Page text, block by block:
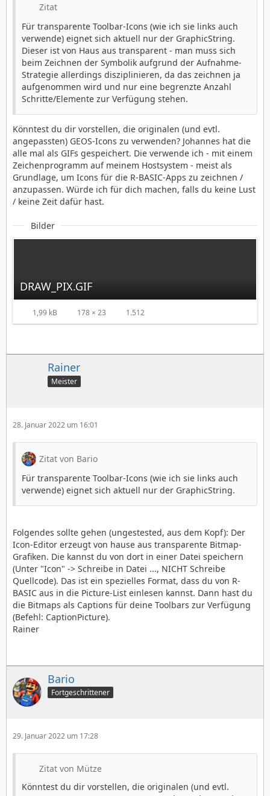
Zitat
Für transparente Toolbar-Icons (wie ich sie links auch
verwende) eignet sich aktuell nur der GraphicString.
Dieser ist von Haus aus transparent - man muss sich
beim Zeichnen der Symbolik aufgrund der Aufnahme-
Strategie allerdings disziplinieren, da das zeichnen ja
aufgenommen wird und nur eine begrenzte Anzahl
Schritte/Elemente zur Verfügung stehen.
Könntest du dir vorstellen, die originalen (und evtl.
angepassten) GEOS-Icons zu verwenden? Johannes hat die
alle mal als GIFs gespeichert. Die verwende ich - mit einem
Zeichenprogramm auf meinem Hostsystem - meist als
Grundlage, um Icons für die R-BASIC-Apps zu zeichnen /
anzupassen. Würde ich für dich machen, falls du keine Lust
/ keine Zeit dafür hast.
Bilder
DRAW_PIX.GIF
1,99 kB 178 × 23 1.512
Rainer
Meister
28. Januar 2022 um 16:01
Zitat von Bario
Für transparente Toolbar-Icons (wie ich sie links auch
verwende) eignet sich aktuell nur der GraphicString.
Folgendes sollte gehen (ungestested, aus dem Kopf): Der
Icon-Editor erzeugt von hause aus transparente Bitmap-
Grafiken. Die kannst du von dort in einer Datei speichern
(Unter "Icon" -> Schreibe in Datei ..., NICHT Schreibe
Quellcode). Das ist ein spezielles Format, dass du von R-
BASIC aus in die Picture-List einlesen kannst. Dann hast du
die Bitmaps als Captions für deine Toolbars zur Verfügung
(Befehl: CaptionPicture).
Rainer
Bario
Fortgeschrittener
29. Januar 2022 um 17:28
Zitat von Mütze
Könntest du dir vorstellen, die originalen (und evtl.